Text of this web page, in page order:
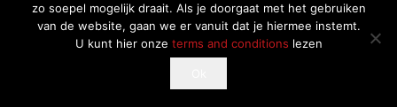
If you continue to use this site, you agree with it.
zo soepel mogelijk draait. Als je doorgaat met het gebruiken
van de website, gaan we er vanuit dat je hiermee instemt.
U kunt hier onze terms and conditions lezen